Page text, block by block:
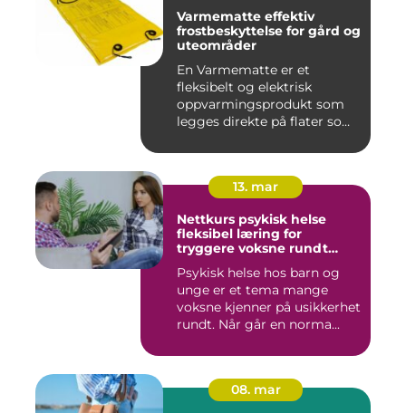
Varmematte effektiv
frostbeskyttelse for gård og
uteområder
En Varmematte er et
fleksibelt og elektrisk
oppvarmingsprodukt som
legges direkte på flater som
13. mar
Nettkurs psykisk helse
fleksibel læring for
tryggere voksne rundt
Psykisk helse hos barn og
unge er et tema mange
voksne kjenner på usikkerhet
rundt. Når går en norma...
08. mar